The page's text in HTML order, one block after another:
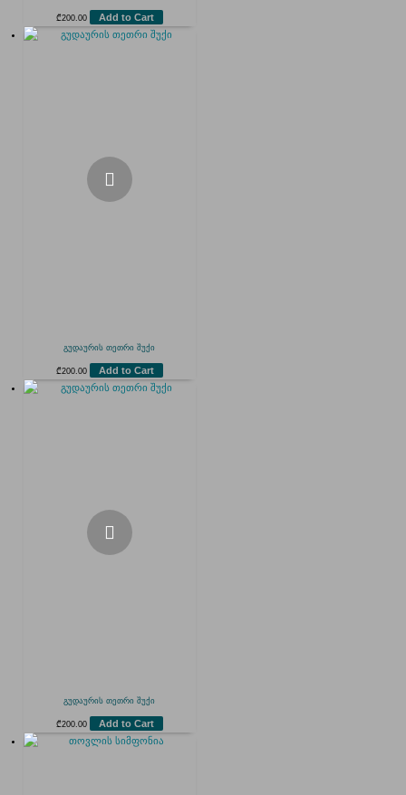
₾200.00 Add to Cart
გუდაურის თეთრი შუქი
₾200.00 Add to Cart
გუდაურის თეთრი შუქი
₾200.00 Add to Cart